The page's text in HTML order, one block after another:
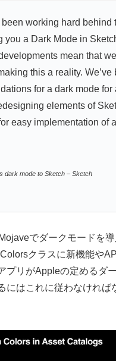
been working hard behind
you a Dark Mode in
mean that
this a reality. We’ve
for a dark mode for
elements of
easy implementation of
dark mode to Sketch – Sketch
でダークモードを
クラスに新機能や
プリがAppleの定めるダ
にはこれに従わなければ